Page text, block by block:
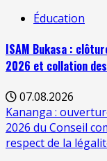
Éducation
ISAM Bukasa :
2026 et collation
07.08.2026
Kananga :
2026 du Conseil
respect de la